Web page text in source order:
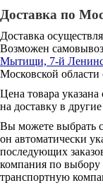
Доставка по
Доставка
Возможен
Мытищи, 7-й
Московской области
Цена товара
на доставку в
Вы можете выбрать
он автоматически
последующих
компания по выбору
транспортную